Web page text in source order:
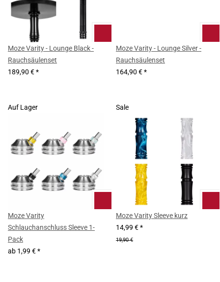
Moze Varity - Lounge Black -
Rauchsäulenset
189,90 €*
Moze Varity - Lounge Silver -
Rauchsäulenset
164,90 €*
Auf Lager
Moze Varity
Schlauchanschluss Sleeve 1-
Pack
ab 1,99 €*
Sale
Moze Varity Sleeve kurz
14,99 €*
19,90 €